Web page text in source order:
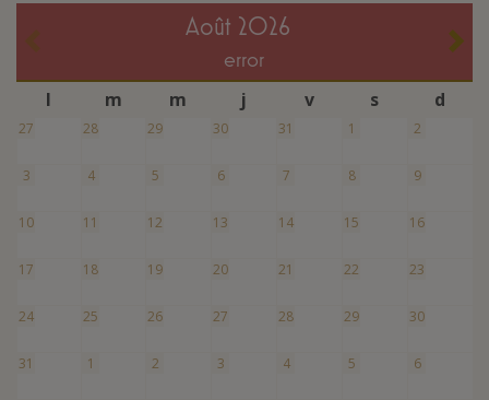
août 2026
error
l m m j v s d
27 28 29 30 31 1 2
3 4 5 6 7 8 9
10 11 12 13 14 15 16
17 18 19 20 21 22 23
24 25 26 27 28 29 30
31 1 2 3 4 5 6